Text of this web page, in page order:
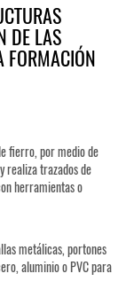
DE LAS
FORMACIÓN
fierro, por medio de
realiza trazados de
herramientas o
metálicas, portones
aluminio o PVC para